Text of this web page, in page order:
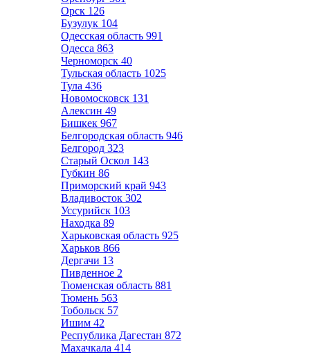
Орск 126
Бузулук 104
Одесская область 991
Одесса 863
Черноморск 40
Тульская область 1025
Тула 436
Новомосковск 131
Алексин 49
Бишкек 967
Белгородская область 946
Белгород 323
Старый Оскол 143
Губкин 86
Приморский край 943
Владивосток 302
Уссурийск 103
Находка 89
Харьковская область 925
Харьков 866
Дергачи 13
Пивденное 2
Тюменская область 881
Тюмень 563
Тобольск 57
Ишим 42
Республика Дагестан 872
Махачкала 414